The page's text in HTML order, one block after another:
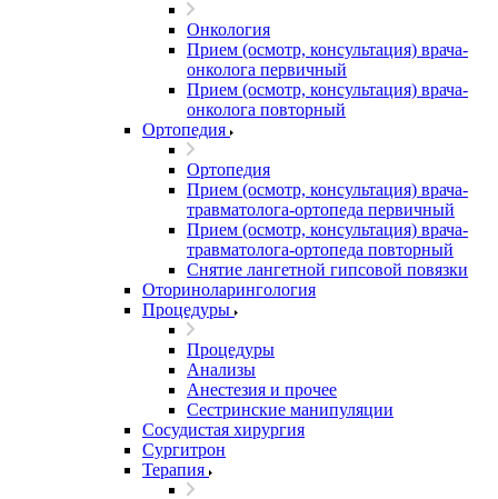
Онкология
Прием (осмотр, консультация) врача-
онколога первичный
Прием (осмотр, консультация) врача-
онколога повторный
Ортопедия
Ортопедия
Прием (осмотр, консультация) врача-
травматолога-ортопеда первичный
Прием (осмотр, консультация) врача-
травматолога-ортопеда повторный
Снятие лангетной гипсовой повязки
Оториноларингология
Процедуры
Процедуры
Анализы
Анестезия и прочее
Сестринские манипуляции
Сосудистая хирургия
Сургитрон
Терапия